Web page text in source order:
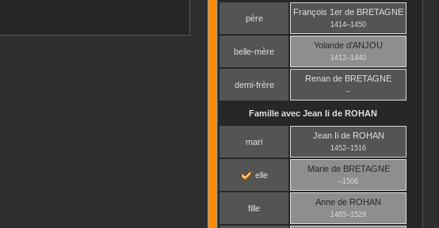
père
François 1er de BRETAGNE
1414–1450
belle-mère
Yolande d'ANJOU
1412–1440
demi-frère
Renan de BRETAGNE
–
Famille avec Jean Ii de ROHAN
mari
Jean Iide ROHAN
1452–1516
elle
Mariede BRETAGNE
–1506
fille
Anne de ROHAN
1485–1529